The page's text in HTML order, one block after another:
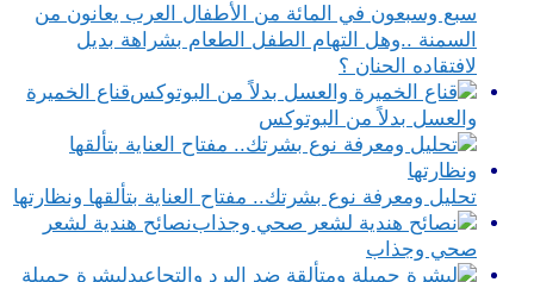
سبع وسبعون في المائة من الأطفال العرب يعانون من
السمنة ..وهل التهام الطفل الطعام بشراهة بديل
لافتقاده الحنان ؟
قناع الخميرة
والعسل بدلاً من البوتوكس
تحليل ومعرفة نوع بشرتك.. مفتاح العناية بتألقها ونظارتها
نصائح هندية لشعر
صحي وجذاب
لبشرة جميلة